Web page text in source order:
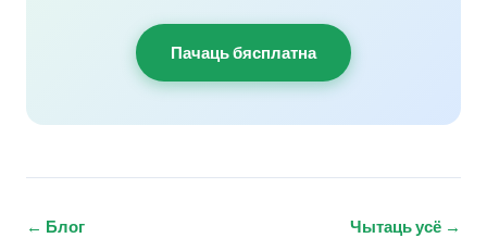
Пачаць бясплатна
← Блог Чытаць усё →